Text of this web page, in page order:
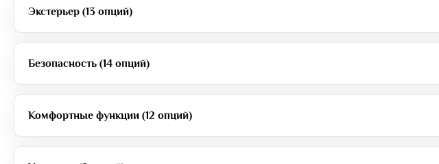
Экстерьер (13 опций)
Безопасность (14 опций)
Комфортные функции (12 опций)